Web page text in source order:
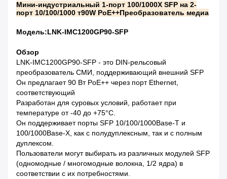
Мини-индустриальный 1-порт 100/1000X SFP на 2-
порт 10/100/1000 т90W PoE++Преобразователь медиа
Модель:LNK-IMC1200GP90-SFP
Обзор
LNK-IMC1200GP90-SFP - это DIN-рельсовый
преобразователь СМИ, поддерживающий внешний SFP
Он предлагает 90 Вт PoE++ через порт Ethernet,
соответствующий
Разработан для суровых условий, работает при
температуре от -40 до +75°С.
Он поддерживает порты SFP 10/100/1000Base-T и
100/1000Base-X, как с полудуплексным, так и с полным
дуплексом.
Пользователи могут выбирать из различных модулей SFP
(одномодные / многомодные волокна, 1/2 ядра) в
соответствии с их потребностями.